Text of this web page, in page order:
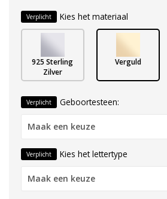
Verplicht Kies het materiaal
925 Sterling
Zilver
Verguld
Verplicht Geboortesteen:
Maak een keuze
Verplicht Kies het lettertype
Maak een keuze